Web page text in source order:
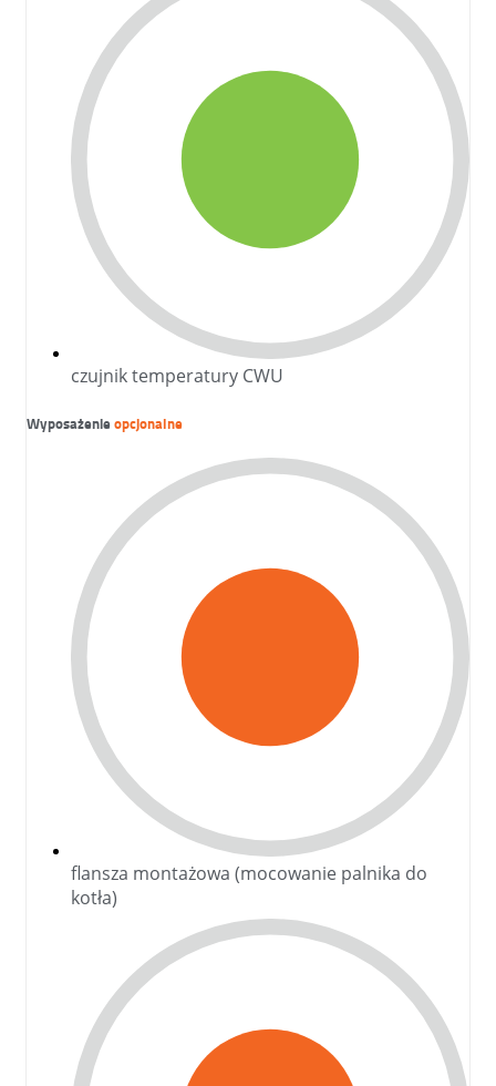
czujnik temperatury CWU
Wyposażenieopcjonalne
flansza montażowa (mocowanie palnika do
kotła)